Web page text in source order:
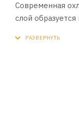
Современная
слой